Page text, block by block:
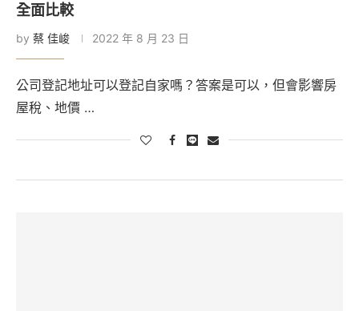
全面比較
by 蔡 佳峻 2022 年 8 月 23 日
公司登記地址可以登記自家嗎？答案是可以，但會影響房
屋稅、地價 …